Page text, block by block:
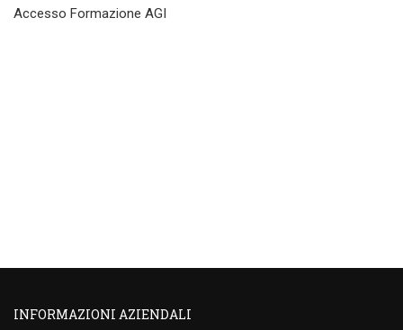
Accesso Formazione AGI
INFORMAZIONI AZIENDALI